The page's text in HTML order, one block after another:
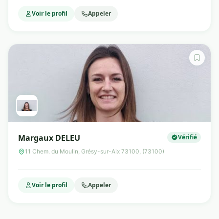
Voir le profil Appeler
Margaux DELEU Vérifié
11 Chem. du Moulin, Grésy-sur-Aix 73100, (73100)
Voir le profil Appeler